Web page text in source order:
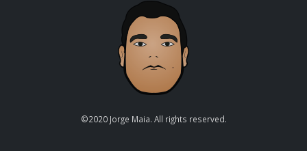
©2020 Jorge Maia. All rights reserved.